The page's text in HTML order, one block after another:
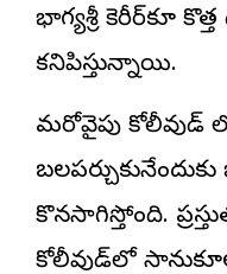
భాగ్యశ్రీ కెరీర్‌కూ
కనిపిస్తున్నాయి.
మరోవైపు కోలీవుడ్
కొనసాగిస్తోంది.
కోలీవుడ్‌లో